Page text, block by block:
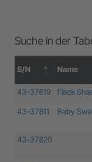
Suche in der
S/N Name
S/N Name
43-37619 Flack
43-37811 Baby
43-37820